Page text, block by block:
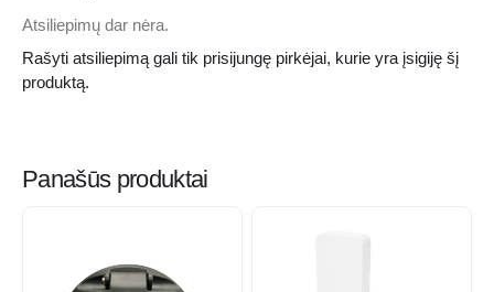
Atsiliepimų dar nėra.
Rašyti atsiliepimą gali tik prisijungę pirkėjai, kurie yra įsigiję šį
produktą.
Panašūs produktai